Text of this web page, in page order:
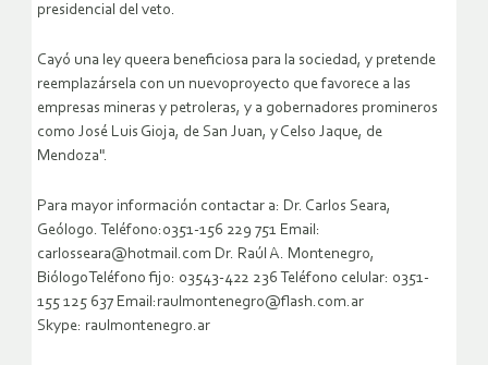
presidencial del veto.
Cayó una ley queera beneficiosa para la sociedad, y pretende
reemplazársela con un nuevoproyecto que favorece a las
empresas mineras y petroleras, y a gobernadores promineros
como José Luis Gioja, de San Juan, y Celso Jaque, de
Mendoza".
Para mayor información contactar a: Dr. Carlos Seara,
Geólogo. Teléfono:0351-156 229 751 Email:
carlosseara@hotmail.com Dr. Raúl A. Montenegro,
BiólogoTeléfono fijo: 03543-422 236 Teléfono celular: 0351-
155 125 637 Email:raulmontenegro@flash.com.ar
Skype: raulmontenegro.ar